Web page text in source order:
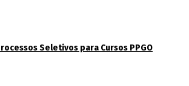
Seletivos para Cursos PPGO